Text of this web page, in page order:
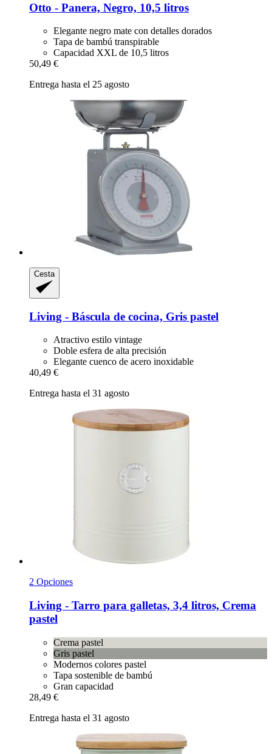
Otto -​ Panera, Negro, 10,5 litros
Elegante negro mate con detalles dorados
Tapa de bambú transpirable
Capacidad XXL de 10,5 litros
50,49 €
Entrega hasta el 25 agosto
Cesta
Living -​ Báscula de cocina, Gris pastel
Atractivo estilo vintage
Doble esfera de alta precisión
Elegante cuenco de acero inoxidable
40,49 €
Entrega hasta el 31 agosto
2 Opciones
Living -​ Tarro para galletas, 3,4 litros, Crema
pastel
Crema pastel
Gris pastel
Modernos colores pastel
Tapa sostenible de bambú
Gran capacidad
28,49 €
Entrega hasta el 31 agosto